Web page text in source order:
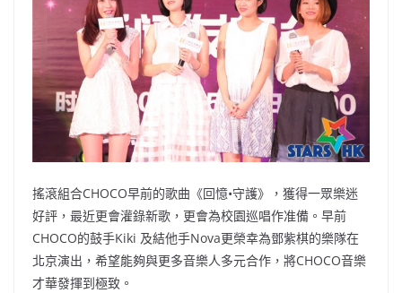
搖滾組合CHOCO早前的歌曲《回憶•守護》，獲得一眾樂迷
好評，最近更會灌錄新歌，更會為校園巡唱作准備。早前
CHOCO的鼓手Kiki 及結他手Nova更榮幸為鄧紫棋的樂隊在
北京演出，希望能夠與更多音樂人多元合作，將CHOCO音樂
才華發揮到極致。